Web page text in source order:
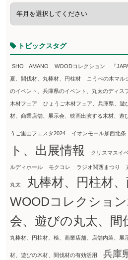
トピックスタグ
SHO AMANO WOODコレクション 『
夏、間伐材、丸棒材、円柱材 こうべの木マル
のイベント、兵庫県のイベント、丸太のディス
木材フェア ひょうご木材フェア、兵庫県、遊
材、商業店舗、展示会、映画出演する木材、遊
うご里山フェスタ2024 イオンモール加西北条
ト、出展情報
クリスマスイ
ルディホール モクコレ ラジオ関西まつり
丸太
丸棒材、円柱材、
WOODコレクショ
会、遊びの丸太、間
丸棒材、円柱材、桧、商業店舗、店舗内装、展
材、遊びの木材、間伐材の有効活用 兵庫